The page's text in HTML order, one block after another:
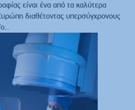
είναι ένα από τα καλύτερα
διαθέτοντας υπερσύγχρονους